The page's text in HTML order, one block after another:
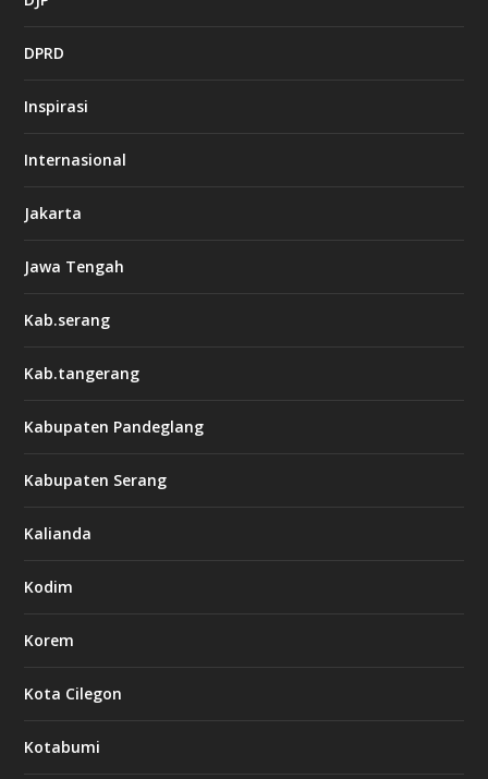
DPRD
Inspirasi
Internasional
Jakarta
Jawa Tengah
Kab.serang
Kab.tangerang
Kabupaten Pandeglang
Kabupaten Serang
Kalianda
Kodim
Korem
Kota Cilegon
Kotabumi